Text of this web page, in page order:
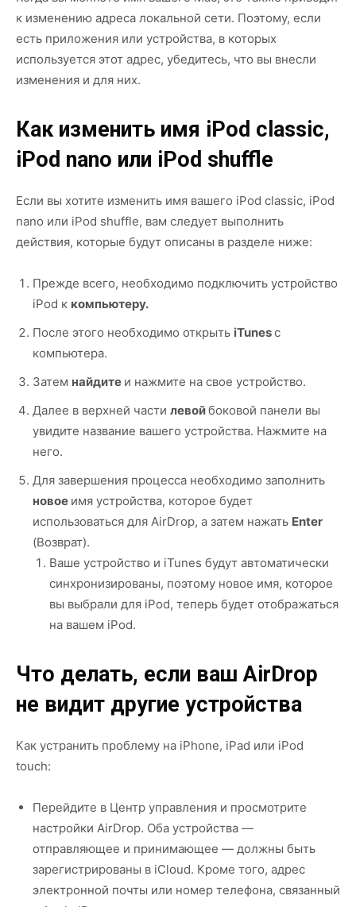
к изменению адреса локальной сети. Поэтому, если
есть приложения или устройства, в которых
используется этот адрес, убедитесь, что вы внесли
изменения и для них.
Как изменить имя iPod classic,
iPod nano или iPod shuffle
Если вы хотите изменить имя вашего iPod classic, iPod
nano или iPod shuffle, вам следует выполнить
действия, которые будут описаны в разделе ниже:
Прежде всего, необходимо подключить устройство
iPod к компьютеру.
После этого необходимо открыть iTunesс
компьютера.
Затем найдите и нажмите на свое устройство.
Далее в верхней части левойбоковой панели вы
увидите название вашего устройства. Нажмите на
него.
Для завершения процесса необходимо заполнить
новое имя устройства, которое будет
использоваться для AirDrop, а затем нажать Enter
(Возврат).
Ваше устройство и iTunes будут автоматически
синхронизированы, поэтому новое имя, которое
вы выбрали для iPod, теперь будет отображаться
на вашем iPod.
Что делать, если ваш AirDrop
не видит другие устройства
Как устранить проблему на iPhone, iPad или iPod
touch:
Перейдите в Центр управления и просмотрите
настройки AirDrop. Оба устройства —
отправляющее и принимающее — должны быть
зарегистрированы в iCloud. Кроме того, адрес
электронной почты или номер телефона, связанный